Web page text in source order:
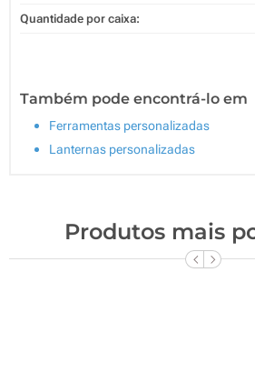
Quantidade por caixa:
Também pode encontrá-lo em
Ferramentas personalizadas
Lanternas personalizadas
Produtos mais